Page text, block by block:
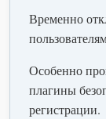
Временно
Особенно
плагины
регистрации.